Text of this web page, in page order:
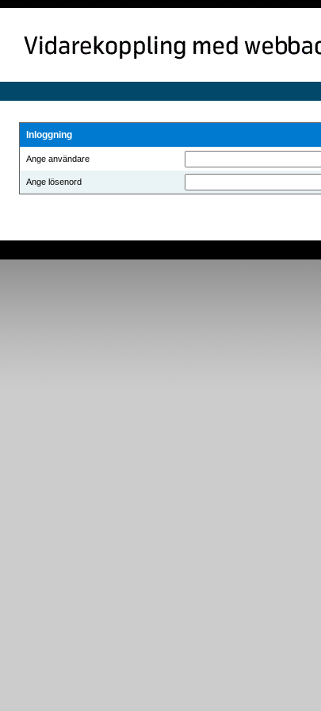
Inloggning
Ange användare
Ange lösenord